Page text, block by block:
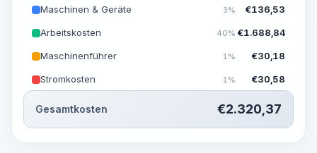
Maschinen & Geräte 3% €136,53
Arbeitskosten 40% €1.688,84
Maschinenführer 1% €30,18
Stromkosten 1% €30,58
Gesamtkosten €2.320,37